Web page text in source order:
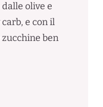
olive e
e con il
ben